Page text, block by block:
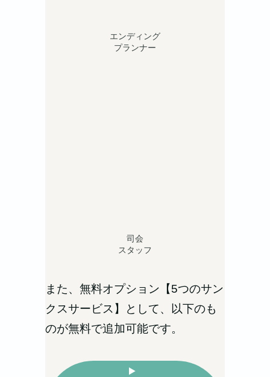
エンディング
プランナー
司会
スタッフ
また、無料オプション【5つのサン
クスサービス】として、以下のも
のが無料で追加可能です。